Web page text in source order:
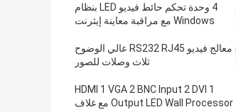
4 وحدة تحكم حائط فيديو LED بنظام
Windows مع مراقبة معاينة إيثرنت
معالج فيديو RS232 RJ45 عالي الوضوح
ثلاث وصلات للصور
1 HDMI 1 VGA 2 BNC Input 2 DVI
Output LED Wall Processor مع غلاف